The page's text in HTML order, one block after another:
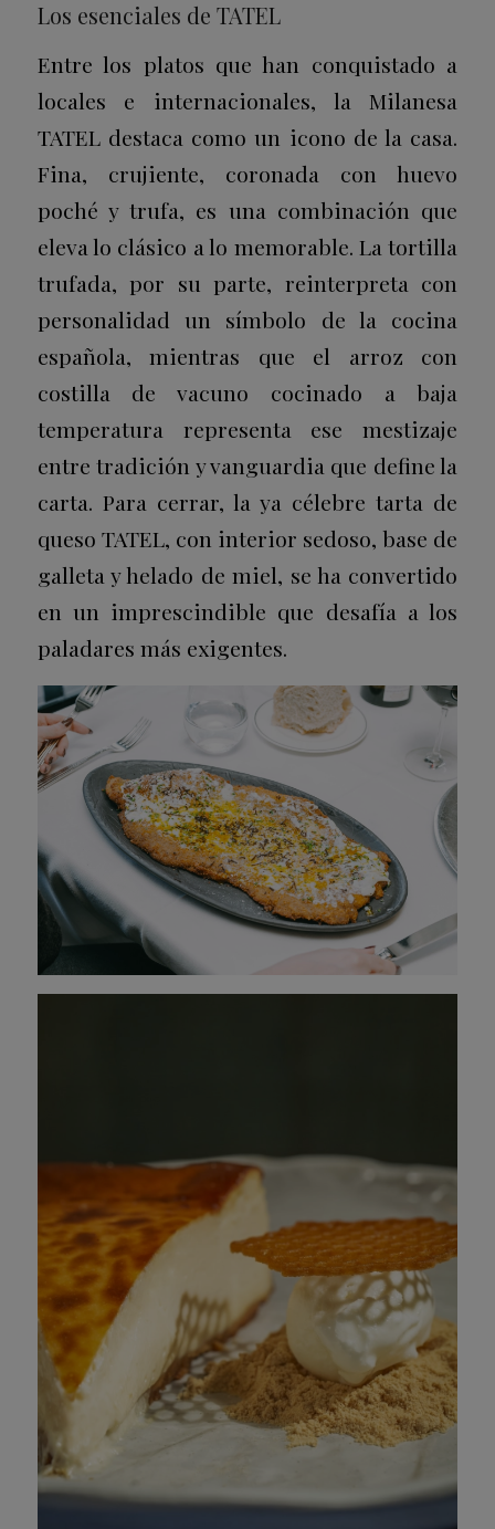
Los esenciales de TATEL
Entre los platos que han conquistado a
locales e internacionales, la Milanesa
TATEL destaca como un icono de la casa.
Fina, crujiente, coronada con huevo
poché y trufa, es una combinación que
eleva lo clásico a lo memorable. La tortilla
trufada, por su parte, reinterpreta con
personalidad un símbolo de la cocina
española, mientras que el arroz con
costilla de vacuno cocinado a baja
temperatura representa ese mestizaje
entre tradición y vanguardia que define la
carta. Para cerrar, la ya célebre tarta de
queso TATEL, con interior sedoso, base de
galleta y helado de miel, se ha convertido
en un imprescindible que desafía a los
paladares más exigentes.